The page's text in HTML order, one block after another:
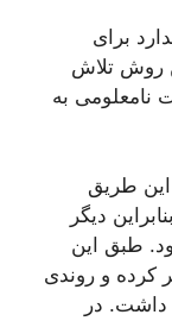
برای
روش تلاش
نامعلومی به
این طریق
دیگر
طبق این
کرده و روندی
داشت. در